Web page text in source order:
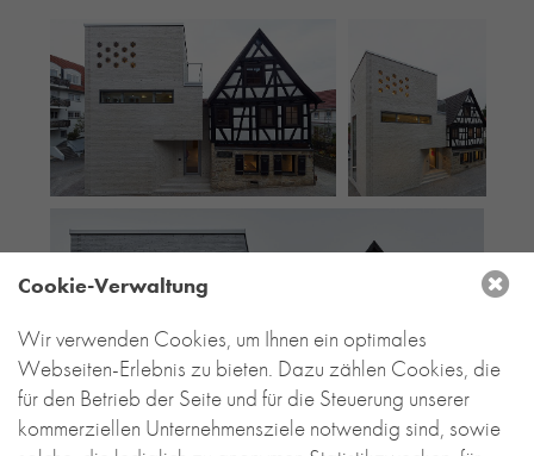
Cookie-Verwaltung
Wir verwenden Cookies, um Ihnen ein optimales
Webseiten-Erlebnis zu bieten. Dazu zählen Cookies, die
für den Betrieb der Seite und für die Steuerung unserer
kommerziellen Unternehmensziele notwendig sind, sowie